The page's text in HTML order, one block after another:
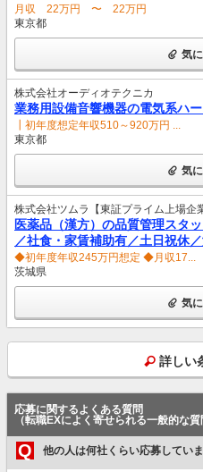
月収 22万円 〜 22万円
東京都
気
株式会社オーディオテクニカ
業務用設備音響機器の電気系ハ
┃初年度想定年収510～920万円 ...
東京都
気
株式会社ツムラ【東証プライム上場企
医薬品（漢方）の品質管理スタ
／社食・家賃補助有／土日祝休
◆初年度年収245万円想定 ◆月収17...
茨城県
気
詳しい
応募に関するよくある質問
（転職EXによく寄せられる一般的な質
Q 他の人は何社くらい応募してい